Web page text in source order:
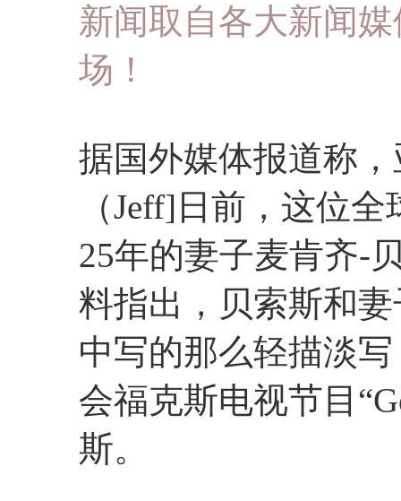
新闻取自各大新闻
场！
据国外媒体报道称
（Jeff] 日前，这位
25年的妻子麦肯齐-
料指出，贝索斯和
中写的那么轻描淡
会福克斯电视节目
斯。